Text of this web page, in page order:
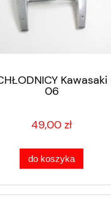
06
49,00 zł
do koszyka